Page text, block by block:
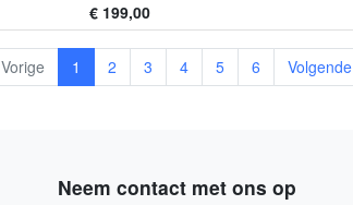
€ 199,00
Vorige 1 2 3 4 5 6 Volgende
Neem contact met ons op